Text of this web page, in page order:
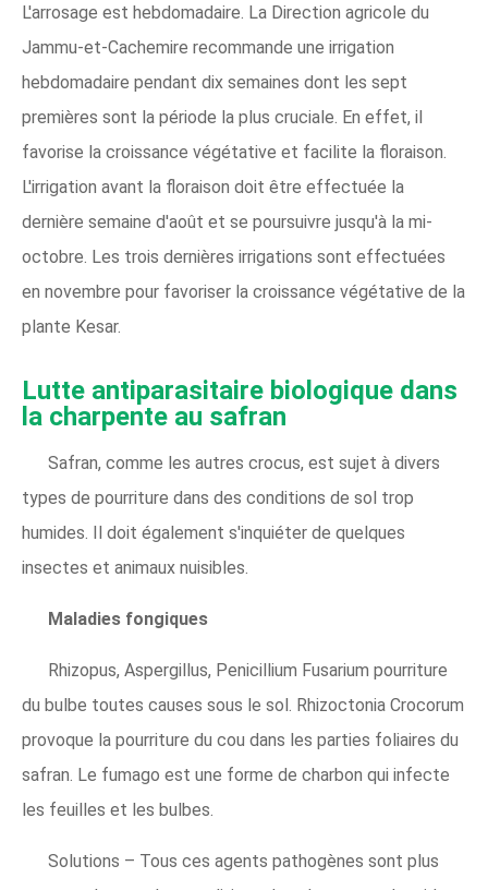
L'arrosage est hebdomadaire. La Direction agricole du
Jammu-et-Cachemire recommande une irrigation
hebdomadaire pendant dix semaines dont les sept
premières sont la période la plus cruciale. En effet, il
favorise la croissance végétative et facilite la floraison.
L'irrigation avant la floraison doit être effectuée la
dernière semaine d'août et se poursuivre jusqu'à la mi-
octobre. Les trois dernières irrigations sont effectuées
en novembre pour favoriser la croissance végétative de la
plante Kesar.
Lutte antiparasitaire biologique dans
la charpente au safran
Safran, comme les autres crocus, est sujet à divers
types de pourriture dans des conditions de sol trop
humides. Il doit également s'inquiéter de quelques
insectes et animaux nuisibles.
Maladies fongiques
Rhizopus, Aspergillus, Penicillium Fusarium pourriture
du bulbe toutes causes sous le sol. Rhizoctonia Crocorum
provoque la pourriture du cou dans les parties foliaires du
safran. Le fumago est une forme de charbon qui infecte
les feuilles et les bulbes.
Solutions – Tous ces agents pathogènes sont plus